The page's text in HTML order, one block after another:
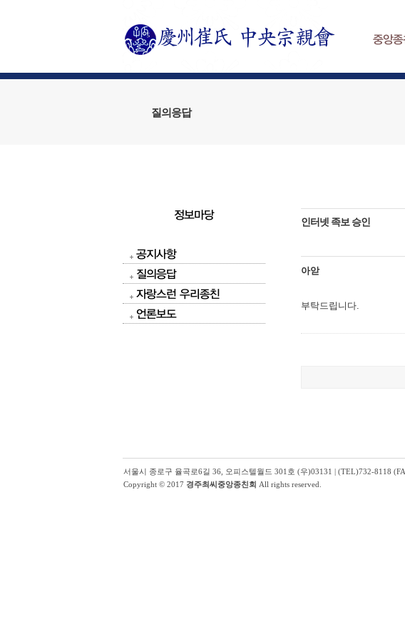
중앙종
질의응답
정보마당
공지사항
질의응답
자랑스런 우리종친
언론보도
인터넷 족보 승인
아앋
부탁드립니다.
서울시 종로구 율곡로6길 36, 오피스텔월드 301호 (우)03131 | (TEL)732-8118
Copyright © 2017 경주최씨중앙종친회 All rights reserved.